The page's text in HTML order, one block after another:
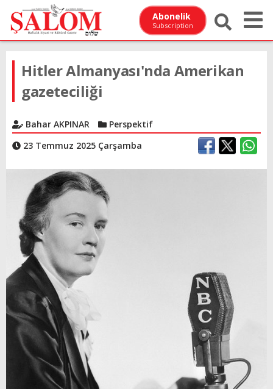
Abonelik
Subscription
Hitler Almanyası'nda Amerikan
gazeteciliği
Bahar AKPINAR
Perspektif
23 Temmuz 2025 Çarşamba